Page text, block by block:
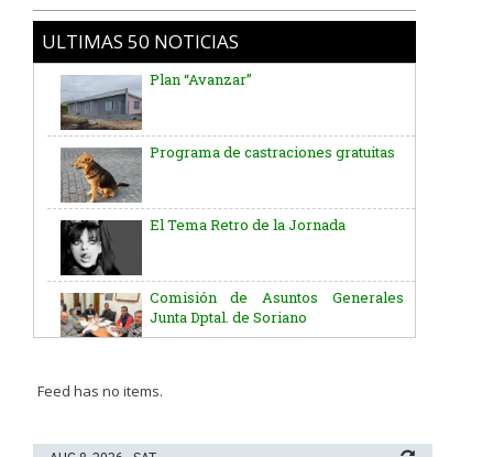
ULTIMAS 50 NOTICIAS
Programa de castraciones gratuitas
El Tema Retro de la Jornada
Comisión de Asuntos Generales
Aniversario del Natalicio del Gral.
José G. Artigas
Junta Dptal. de Soriano
Feed has no items.